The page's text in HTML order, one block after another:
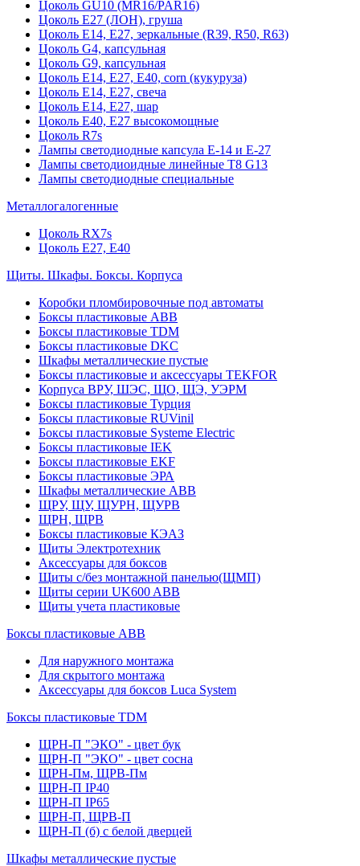
Цоколь GU10 (MR16/PAR16)
Цоколь Е27 (ЛОН), груша
Цоколь Е14, Е27, зеркальные (R39, R50, R63)
Цоколь G4, капсульная
Цоколь G9, капсульная
Цоколь Е14, Е27, Е40, corn (кукуруза)
Цоколь Е14, Е27, свеча
Цоколь Е14, Е27, шар
Цоколь Е40, Е27 высокомощные
Цоколь R7s
Лампы светодиодные капсула Е-14 и Е-27
Лампы светодиоидные линейные T8 G13
Лампы светодиодные специальные
Металлогалогенные
Цоколь RX7s
Цоколь Е27, E40
Щиты. Шкафы. Боксы. Корпуса
Коробки пломбировочные под автоматы
Боксы пластиковые ABB
Боксы пластиковые TDM
Боксы пластиковые DKC
Шкафы металлические пустые
Боксы пластиковые и аксессуары TEKFOR
Корпуса ВРУ, ШЭС, ЩО, ЩЭ, УЭРМ
Боксы пластиковые Турция
Боксы пластиковые RUVinil
Боксы пластиковые Systeme Electric
Боксы пластиковые IEK
Боксы пластиковые EKF
Боксы пластиковые ЭРА
Шкафы металлические ABB
ЩРУ, ЩУ, ЩУРН, ЩУРВ
ЩРН, ЩРВ
Боксы пластиковые КЭАЗ
Щиты Электротехник
Аксессуары для боксов
Щиты с/без монтажной панелью(ЩМП)
Щиты серии UK600 ABB
Щиты учета пластиковые
Боксы пластиковые ABB
Для наружного монтажа
Для скрытого монтажа
Аксессуары для боксов Luca System
Боксы пластиковые TDM
ЩРН-П "ЭКО" - цвет бук
ЩРН-П "ЭКО" - цвет сосна
ЩРН-Пм, ЩРВ-Пм
ЩРН-П IP40
ЩРН-П IP65
ЩРН-П, ЩРВ-П
ЩРН-П (б) с белой дверцей
Шкафы металлические пустые